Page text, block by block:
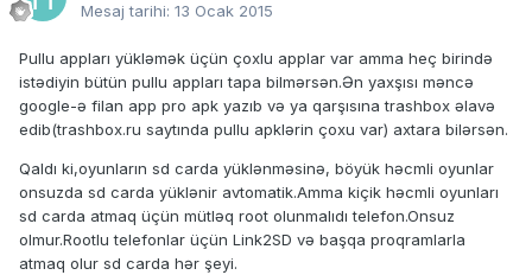
Mesaj tarihi: 13 Ocak 2015
Pullu appları yükləmək üçün çoxlu applar var amma heç birində
istədiyin bütün pullu appları tapa bilmərsən.Ən yaxşısı məncə
google-ə filan app pro apk yazıb və ya qarşısına trashbox əlavə
edib(trashbox.ru saytında pullu apklərin çoxu var) axtara bilərsən.
Qaldı ki,oyunların sd carda yüklənməsinə, böyük həcmli oyunlar
onsuzda sd carda yüklənir avtomatik.Amma kiçik həcmli oyunları
sd carda atmaq üçün mütləq root olunmalıdı telefon.Onsuz
olmur.Rootlu telefonlar üçün Link2SD və başqa proqramlarla
atmaq olur sd carda hər şeyi.